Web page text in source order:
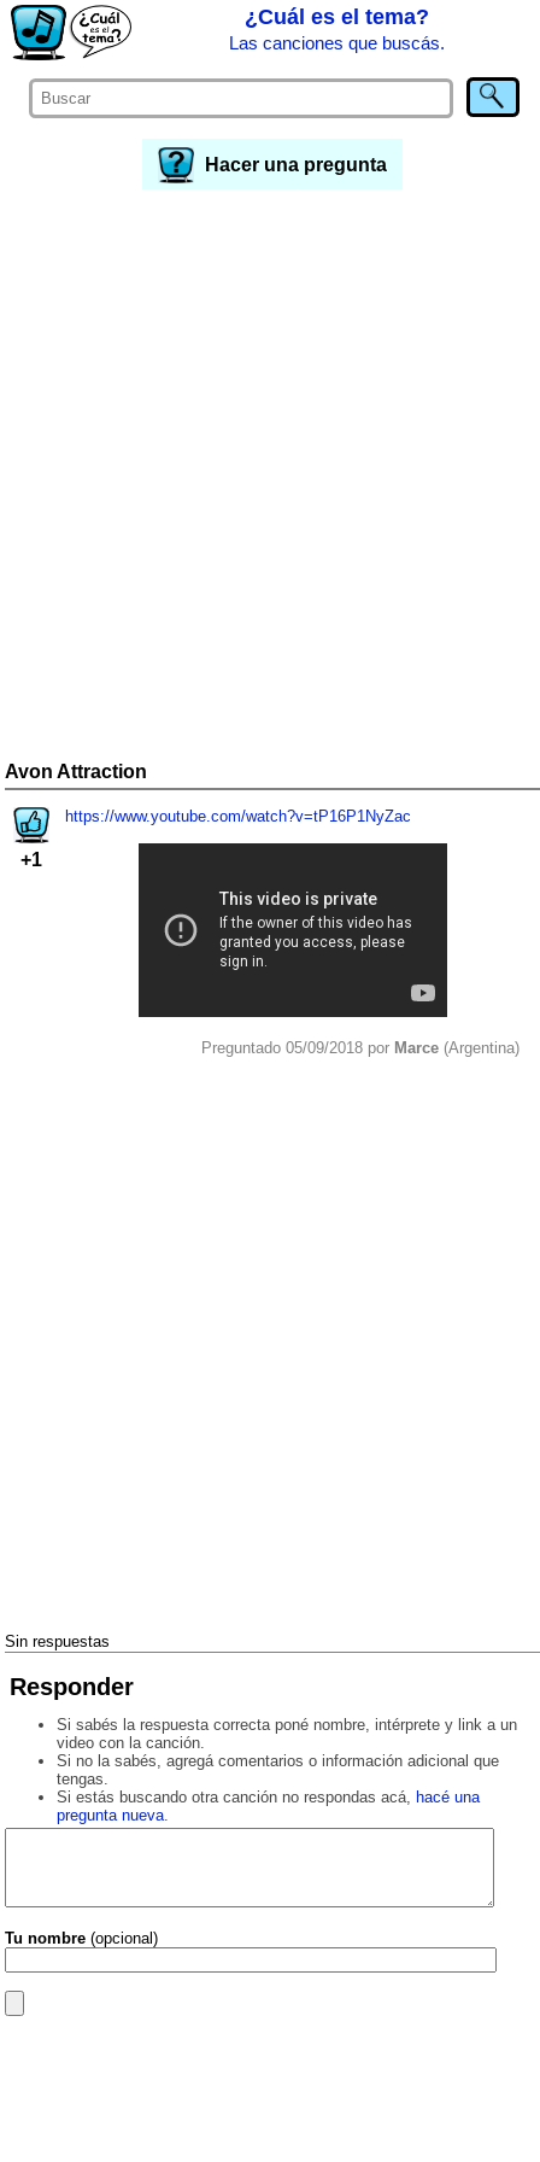
¿Cuál es el tema?
Las canciones que buscás.
Hacer una pregunta
Avon Attraction
+1
https://www.youtube.com/watch?v=tP16P1NyZac
Preguntado 05/09/2018 por Marce (Argentina)
Sin respuestas
Responder
Si sabés la respuesta correcta poné nombre, intérprete y link a un
video con la canción.
Si no la sabés, agregá comentarios o información adicional que
tengas.
Si estás buscando otra canción no respondas acá, hacé una
pregunta nueva.
Tu nombre (opcional)